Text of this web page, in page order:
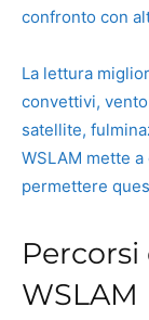
confronto con
La lettura
convettivi,
satellite,
WSLAM mette
permettere
WSLAM